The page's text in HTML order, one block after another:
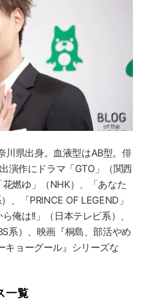
川県出身。血液型はAB型。俳
演作にドラマ「GTO」（関西
燃ゆ」（NHK）、「あなた
、「PRINCE OF LEGEND」
俺は!!」（日本テレビ系）、
系）、映画『桐島、部活やめ
キョーグール』シリーズな
一覧